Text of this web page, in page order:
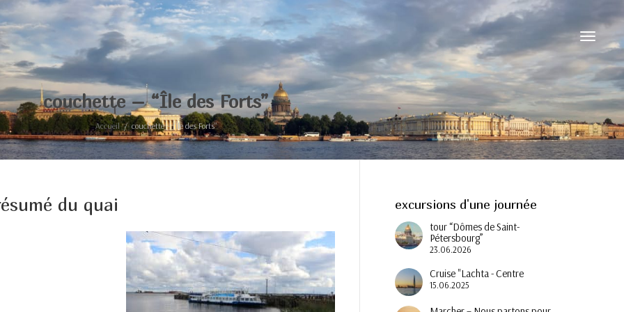
Activer/
couchette – “Île des Forts”
Accueil couchette – “Île des Forts”
du quai excursions d'une journée
tour “Dômes de Saint-
Pétersbourg”
23.06.2026
Cruise "Lachta - Centre
15.06.2025